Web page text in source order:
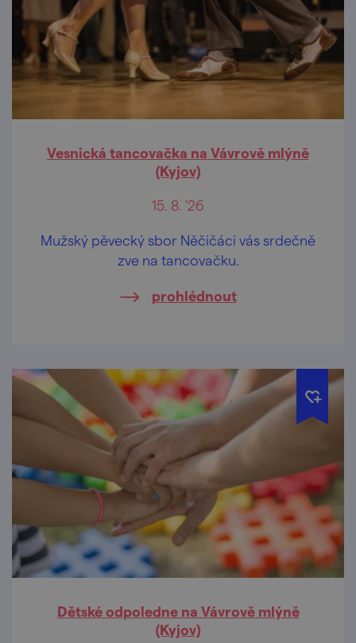
Vesnická tancovačka na Vávrově mlýně
(Kyjov)
15. 8. '26
Mužský pěvecký sbor Něčičáci vás srdečně
zve na tancovačku.
prohlédnout
Dětské odpoledne na Vávrově mlýně
(Kyjov)